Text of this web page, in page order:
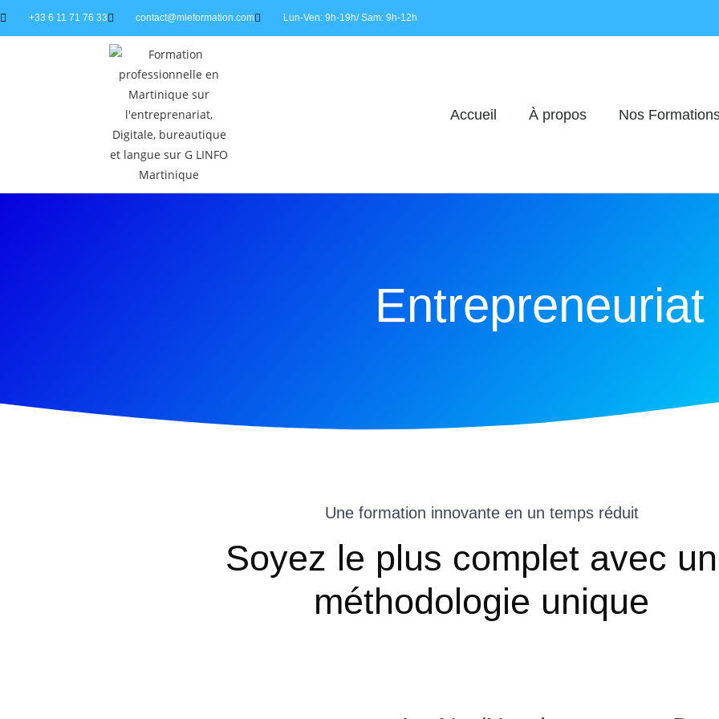
+33 6 11 71 76 33 contact@mleformation.com Lun-Ven: 9h-19h/ Sam: 9h-12h
Accueil À propos Nos
Entrepreneuriat
Une formation innovante en un temps réduit
Soyez le plus complet avec
méthodologie unique